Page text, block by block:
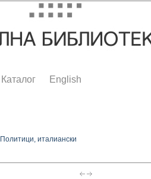
Каталог English
Политици, италиански